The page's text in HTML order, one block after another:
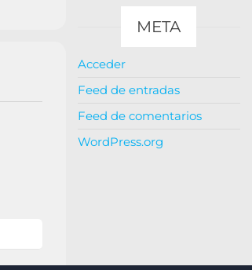
META
Acceder
Feed de entradas
Feed de comentarios
WordPress.org